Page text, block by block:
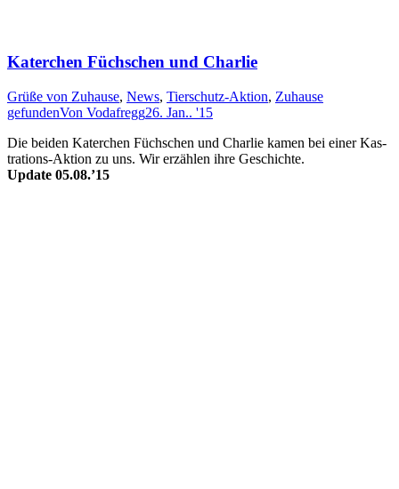
Katerchen Füchschen und Charlie
Grüße von Zuhause, News, Tierschutz-Aktion, Zuhause
gefundenVon Vodafregg26. Jan.. '15
Die beiden Kater­chen Füchs­chen und Char­lie ka­men bei einer Kas­
trat­ions-Akt­ion zu uns. Wir er­zähl­en ihre Ge­schich­te.
Update 05.08.’15